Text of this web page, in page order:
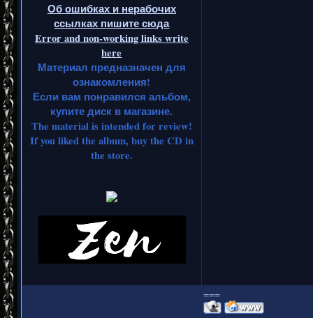
Об ошибках и нерабочих
ссылках пишите сюда
Error and non-working links write
here
Материал предназначен для
ознакомления!
Если вам понравился альбом,
купите диск в магазине.
The material is intended for review!
If you liked the album, buy the CD in
the store.
===